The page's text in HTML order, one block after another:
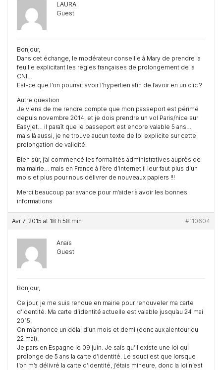
LAURA
Guest
Bonjour,
Dans cet échange, le modérateur conseille à Mary de prendre la
feuille explicitant les règles françaises de prolongement de la
CNI…
Est-ce que l’on pourrait avoir l’hyperlien afin de l’avoir en un clic ?
Autre question
Je viens de me rendre compte que mon passeport est périmé
depuis novembre 2014, et je dois prendre un vol Paris/nice sur
Easyjet… il paraît que le passeport est encore valable 5 ans…
mais là aussi, je ne trouve aucun texte de loi explicite sur cette
prolongation de validité.
Bien sûr, j’ai commencé les formalités administratives auprès de
ma mairie… mais en France à l’ère d’internet il leur faut plus d’un
mois et plus pour nous délivrer de nouveaux papiers !!!
Merci beaucoup par avance pour m’aider à avoir les bonnes
informations
Avr 7, 2015 at 18 h 58 min #110604
Anaïs
Guest
Bonjour,
Ce jour, je me suis rendue en mairie pour renouveler ma carte
d’identité. Ma carte d’identité actuelle est valable jusqu’au 24 mai
2015.
On m’annonce un délai d’un mois et demi (donc aux alentour du
22 mai).
Je pars en Espagne le 09 juin. Je sais qu’il existe une loi qui
prolonge de 5 ans la carte d’identité. Le souci est que lorsque
l’on m’a délivré la carte d’identité, j’étais mineure, donc la loi n’est